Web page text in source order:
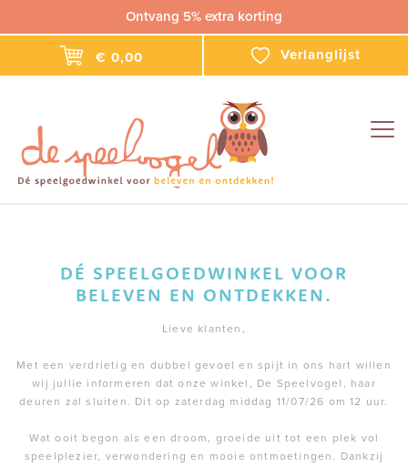
Ontvang 5% extra korting
€ 0,00 Verlanglijst
DÉ SPEELGOEDWINKEL VOOR
BELEVEN EN ONTDEKKEN.
Lieve klanten,
Met een verdrietig en dubbel gevoel en spijt in ons hart willen
wij jullie informeren dat onze winkel, De Speelvogel, haar
deuren zal sluiten. Dit op zaterdag middag 11/07/26 om 12 uur.
Wat ooit begon als een droom, groeide uit tot een plek vol
speelplezier, verwondering en mooie ontmoetingen. Dankzij